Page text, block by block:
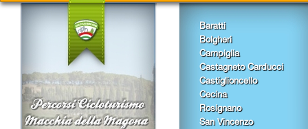
Baratti
Bolgheri
Campiglia
Castagneto Carducci
Castiglioncello
Cecina
Rosignano
San Vincenzo